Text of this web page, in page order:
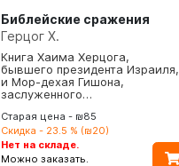
Библейские сражения
Герцог Х.
Книга Хаима Херцога,
бывшего президента Израиля,
и Мор-дехая Гишона,
заслуженного…
Старая цена - ₪85
Скидка - 23.5 % (₪20)
Нет на складе.
Можно заказать.